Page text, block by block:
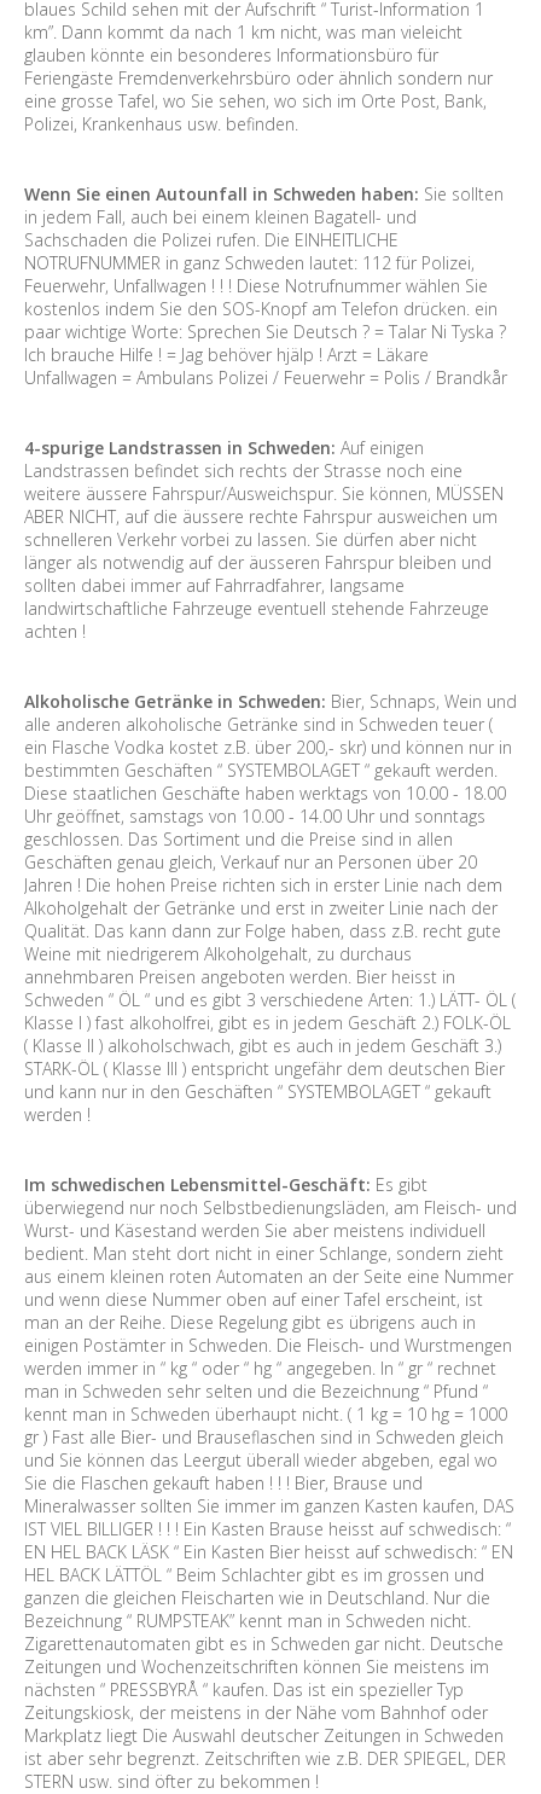
blaues Schild sehen mit der Aufschrift “ Turist-Information 1
km”. Dann kommt da nach 1 km nicht, was man vieleicht
glauben könnte ein besonderes Informationsbüro für
Feriengäste Fremdenverkehrsbüro oder ähnlich sondern nur
eine grosse Tafel, wo Sie sehen, wo sich im Orte Post, Bank,
Polizei, Krankenhaus usw. befinden.
Wenn Sie einen Autounfall in Schweden haben: Sie sollten
in jedem Fall, auch bei einem kleinen Bagatell- und
Sachschaden die Polizei rufen. Die EINHEITLICHE
NOTRUFNUMMER in ganz Schweden lautet: 112 für Polizei,
Feuerwehr, Unfallwagen ! ! ! Diese Notrufnummer wählen Sie
kostenlos indem Sie den SOS-Knopf am Telefon drücken. ein
paar wichtige Worte: Sprechen Sie Deutsch ? = Talar Ni Tyska ?
Ich brauche Hilfe ! = Jag behöver hjälp ! Arzt = Läkare
Unfallwagen = Ambulans Polizei / Feuerwehr = Polis / Brandkår
4-spurige Landstrassen in Schweden: Auf einigen
Landstrassen befindet sich rechts der Strasse noch eine
weitere äussere Fahrspur/Ausweichspur. Sie können, MÜSSEN
ABER NICHT, auf die äussere rechte Fahrspur ausweichen um
schnelleren Verkehr vorbei zu lassen. Sie dürfen aber nicht
länger als notwendig auf der äusseren Fahrspur bleiben und
sollten dabei immer auf Fahrradfahrer, langsame
landwirtschaftliche Fahrzeuge eventuell stehende Fahrzeuge
achten !
Alkoholische Getränke in Schweden: Bier, Schnaps, Wein und
alle anderen alkoholische Getränke sind in Schweden teuer (
ein Flasche Vodka kostet z.B. über 200,- skr) und können nur in
bestimmten Geschäften “ SYSTEMBOLAGET “ gekauft werden.
Diese staatlichen Geschäfte haben werktags von 10.00 - 18.00
Uhr geöffnet, samstags von 10.00 - 14.00 Uhr und sonntags
geschlossen. Das Sortiment und die Preise sind in allen
Geschäften genau gleich, Verkauf nur an Personen über 20
Jahren ! Die hohen Preise richten sich in erster Linie nach dem
Alkoholgehalt der Getränke und erst in zweiter Linie nach der
Qualität. Das kann dann zur Folge haben, dass z.B. recht gute
Weine mit niedrigerem Alkoholgehalt, zu durchaus
annehmbaren Preisen angeboten werden. Bier heisst in
Schweden “ ÖL “ und es gibt 3 verschiedene Arten: 1.) LÄTT- ÖL (
Klasse I ) fast alkoholfrei, gibt es in jedem Geschäft 2.) FOLK-ÖL
( Klasse II ) alkoholschwach, gibt es auch in jedem Geschäft 3.)
STARK-ÖL ( Klasse III ) entspricht ungefähr dem deutschen Bier
und kann nur in den Geschäften “ SYSTEMBOLAGET “ gekauft
werden !
Im schwedischen Lebensmittel-Geschäft: Es gibt
überwiegend nur noch Selbstbedienungsläden, am Fleisch- und
Wurst- und Käsestand werden Sie aber meistens individuell
bedient. Man steht dort nicht in einer Schlange, sondern zieht
aus einem kleinen roten Automaten an der Seite eine Nummer
und wenn diese Nummer oben auf einer Tafel erscheint, ist
man an der Reihe. Diese Regelung gibt es übrigens auch in
einigen Postämter in Schweden. Die Fleisch- und Wurstmengen
werden immer in “ kg “ oder “ hg “ angegeben. In “ gr “ rechnet
man in Schweden sehr selten und die Bezeichnung “ Pfund “
kennt man in Schweden überhaupt nicht. ( 1 kg = 10 hg = 1000
gr ) Fast alle Bier- und Brauseflaschen sind in Schweden gleich
und Sie können das Leergut überall wieder abgeben, egal wo
Sie die Flaschen gekauft haben ! ! ! Bier, Brause und
Mineralwasser sollten Sie immer im ganzen Kasten kaufen, DAS
IST VIEL BILLIGER ! ! ! Ein Kasten Brause heisst auf schwedisch: “
EN HEL BACK LÄSK “ Ein Kasten Bier heisst auf schwedisch: “ EN
HEL BACK LÄTTÖL “ Beim Schlachter gibt es im grossen und
ganzen die gleichen Fleischarten wie in Deutschland. Nur die
Bezeichnung “ RUMPSTEAK” kennt man in Schweden nicht.
Zigarettenautomaten gibt es in Schweden gar nicht. Deutsche
Zeitungen und Wochenzeitschriften können Sie meistens im
nächsten “ PRESSBYRÅ “ kaufen. Das ist ein spezieller Typ
Zeitungskiosk, der meistens in der Nähe vom Bahnhof oder
Markplatz liegt Die Auswahl deutscher Zeitungen in Schweden
ist aber sehr begrenzt. Zeitschriften wie z.B. DER SPIEGEL, DER
STERN usw. sind öfter zu bekommen !